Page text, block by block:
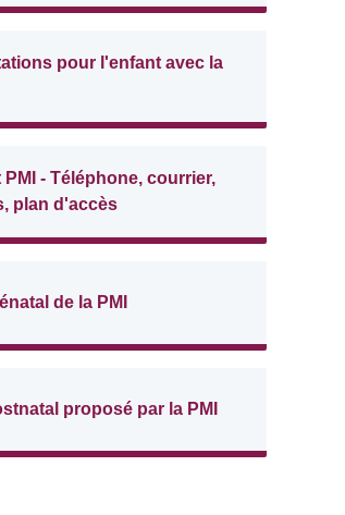
pour l'enfant avec la
- Téléphone, courrier,
plan d'accès
de la PMI
proposé par la PMI